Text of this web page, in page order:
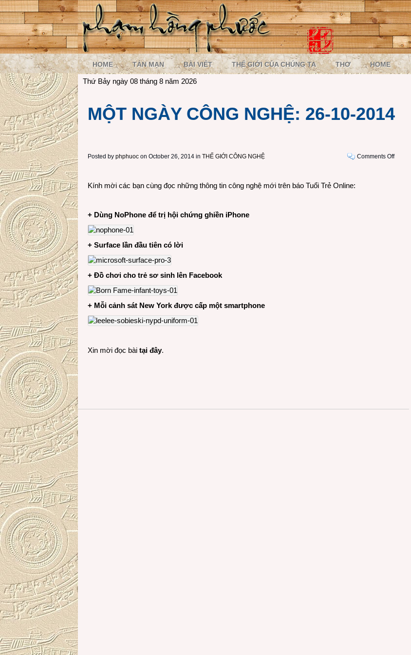
HOME TẢN MẠN BÀI VIẾT THẾ GIỚI CỦA CHÚNG TA THƠ HOME
Thứ Bảy ngày 08 tháng 8 năm 2026
MỘT NGÀY CÔNG NGHỆ: 26-10-2014
Posted by phphuoc on October 26, 2014 in THẾ GIỚI CÔNG NGHỆ Comments Offon
Kính mời các bạn cùng đọc những thông tin công nghệ mới trên báo Tuổi Trẻ Online:
+ Dùng NoPhone để trị hội chứng ghiền iPhone
+ Surface lần đầu tiên có lời
+ Đồ chơi cho trẻ sơ sinh lên Facebook
+ Mỗi cảnh sát New York được cấp một smartphone
Xin mời đọc bài tại đây.